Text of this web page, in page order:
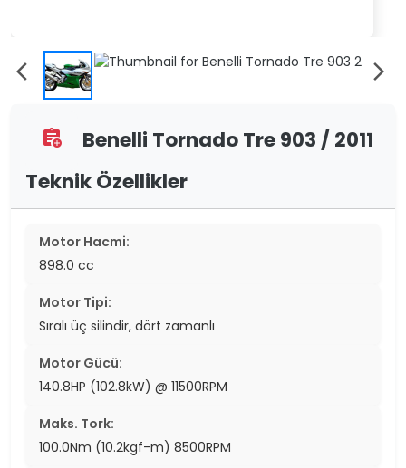
arrow_back_ios arrow_forward_ios
assignment_add
Benelli Tornado Tre 903 / 2011
Teknik Özellikler
Motor Hacmi:
898.0 cc
Motor Tipi:
Sıralı üç silindir, dört zamanlı
Motor Gücü:
140.8HP (102.8kW) @ 11500RPM
Maks. Tork:
100.0Nm (10.2kgf-m) 8500RPM